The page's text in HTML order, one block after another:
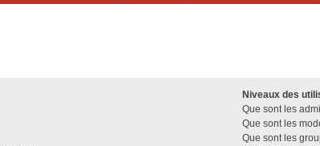
Niveaux des
Que sont les
Que sont les
Que sont les